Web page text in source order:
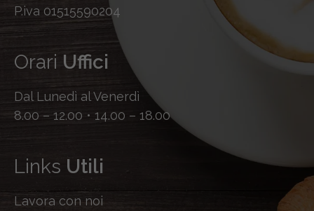
P.iva 01515590204
Orari Uffici
Dal Lunedì al Venerdì
8.00 – 12.00 • 14.00 – 18.00
Links Utili
Lavora con noi